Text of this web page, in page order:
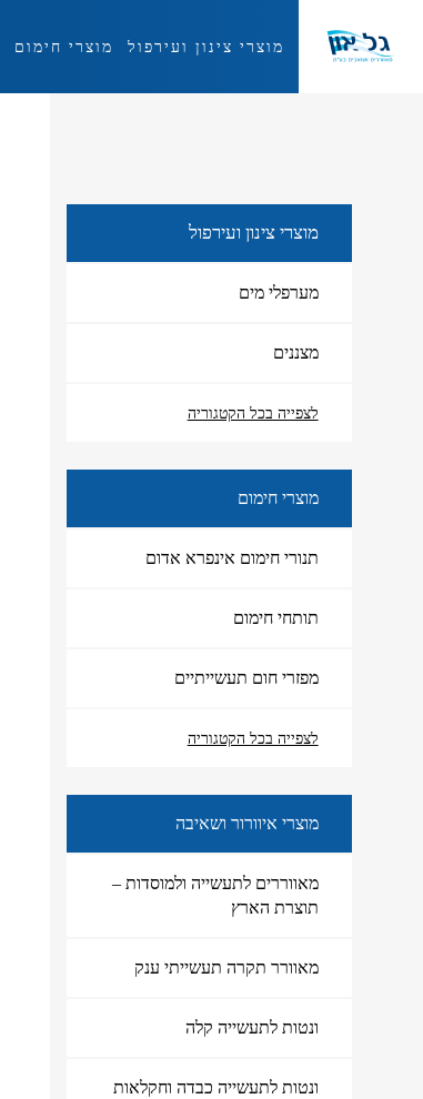
מוצרי צינון ועירפול
מוצרי צינון ועירפול מוצרי חימום
מוצרי צינון ועירפול
מערפלי מים
מצננים
לצפייה בכל הקטגוריה
מוצרי חימום
תנורי חימום אינפרא אדום
תותחי חימום
מפזרי חום תעשייתיים
לצפייה בכל הקטגוריה
מוצרי איוורור ושאיבה
מאווררים לתעשייה ולמוסדות –
תוצרת הארץ
מאוורר תקרה תעשייתי ענק
ונטות לתעשייה קלה
ונטות לתעשייה כבדה וחקלאות